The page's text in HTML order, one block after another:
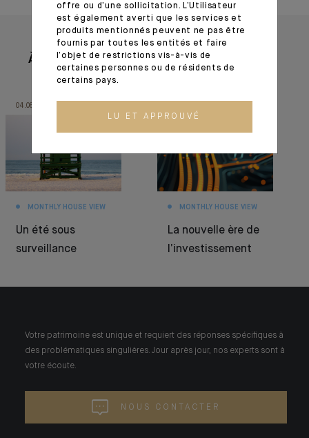
À lire aussi
04.08.26
MONTHLY HOUSE VIEW
Un été sous
surveillance
MONTHLY HOUSE VIEW
La nouvelle ère de
l’investissement
Votre patrimoine est unique et requiert des réponses spécifiques à
des problématiques singulières. Jour après jour, nos experts sont à
votre écoute.
NOUS CONTACTER
offre ou d’une sollicitation. L’Utilisateur
est également averti que les services et
produits mentionnés peuvent ne pas être
fournis par toutes les entités et faire
l’objet de restrictions vis-à-vis de
certaines personnes ou de résidents de
certains pays.
LU ET APPROUVÉ